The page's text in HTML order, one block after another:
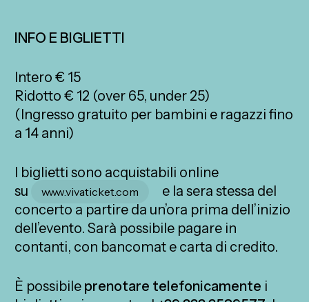
INFO E BIGLIETTI
Intero € 15
Ridotto € 12 (over 65, under 25)
(Ingresso gratuito per bambini e ragazzi fino
a 14 anni)
I biglietti sono acquistabili online
su
www.vivaticket.com
e la sera stessa del
concerto a partire da un’ora prima dell’inizio
dell’evento. Sarà possibile pagare in
contanti, con bancomat e carta di credito.
È possibile prenotare telefonicamente i